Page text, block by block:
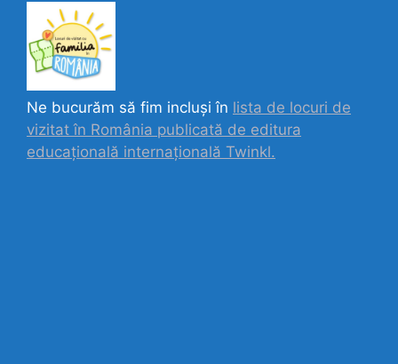
Ne bucurăm să fim incluși în lista de locuri de
vizitat în România publicată de editura
educațională internațională Twinkl.